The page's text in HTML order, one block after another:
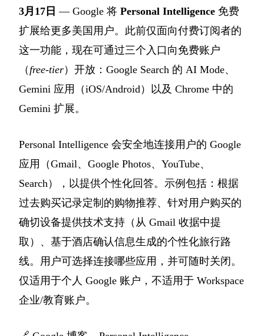
3月17日 — Google 将 Personal Intelligence 免费
扩展给更多美国用户。此前仅面向付费订阅者的
这一功能，现在可通过三个入口向免费账户
（ free-tier）开放：Google Search 的 AI Mode、
Gemini 应用（iOS/Android）以及 Chrome 中的
Gemini 扩展。
Personal Intelligence 会安全地连接用户的 Google
应用（Gmail、Google Photos、YouTube、
Search），以提供个性化回答。示例包括：根据
过去购买记录定制的购物推荐、针对用户购买的
确切设备提供技术支持（从 Gmail 收据中提
取）、基于酒店确认信息生成的个性化旅行路
线。用户可选择连接哪些应用，并可随时关闭。
仅适用于个人 Google 账户，不适用于 Workspace
企业/教育账户。